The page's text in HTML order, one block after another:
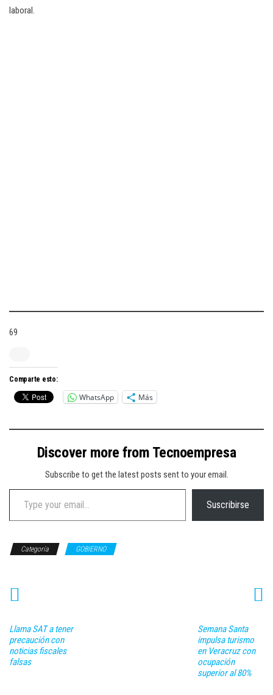
laboral.
69
Comparte esto:
WhatsApp Más
Discover more from Tecnoempresa
Subscribe to get the latest posts sent to your email.
Type your email…
Suscribirse
Categoría GOBIERNO
Llama SAT a tener
precaución con
noticias fiscales
falsas
Semana Santa
impulsa turismo
en Veracruz con
ocupación
superior al 80%